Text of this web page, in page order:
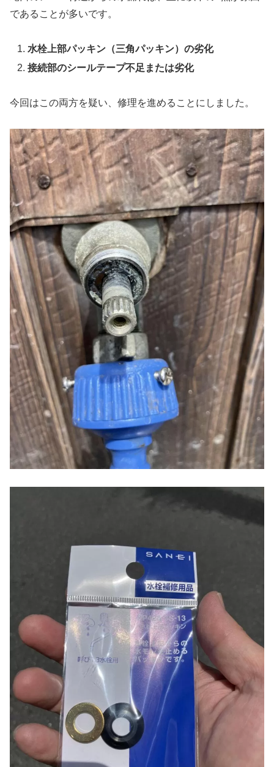
であることが多いです。
水栓上部パッキン（三角パッキン）の劣化
接続部のシールテープ不足または劣化
今回はこの両方を疑い、修理を進めることにしました。